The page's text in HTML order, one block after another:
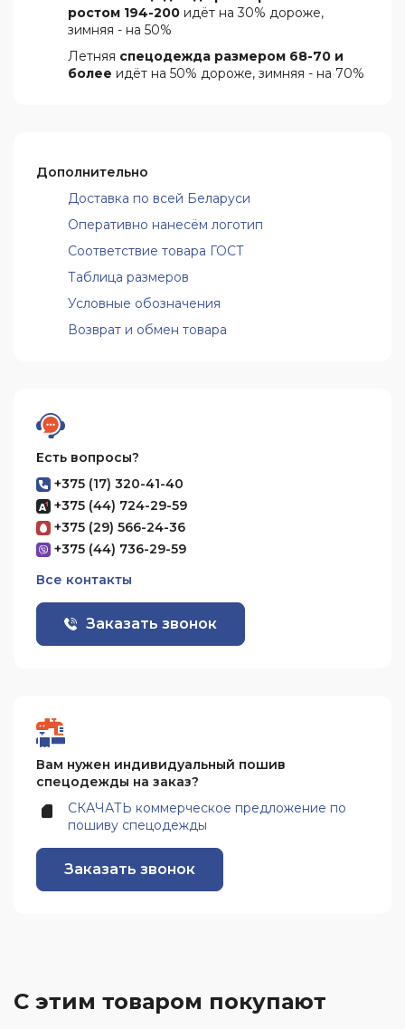
ростом 194-200 идёт на 30% дороже,
зимняя - на 50%
Летняя спецодежда размером 68-70 и
более идёт на 50% дороже, зимняя - на 70%
Дополнительно
Доставка по всей Беларуси
Оперативно нанесём логотип
Соответствие товара ГОСТ
Таблица размеров
Условные обозначения
Возврат и обмен товара
Есть вопросы?
+375 (17) 320-41-40
+375 (44) 724-29-59
+375 (29) 566-24-36
+375 (44) 736-29-59
Все контакты
Заказать звонок
Вам нужен индивидуальный пошив
спецодежды на заказ?
СКАЧАТЬ коммерческое предложение по
пошиву спецодежды
Заказать звонок
С этим товаром покупают